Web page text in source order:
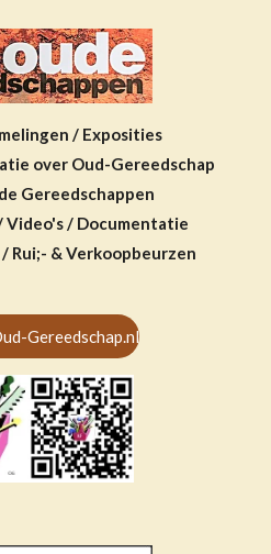
/ Exposities
over Oud-Gereedschap
Gereedschappen
/ Documentatie
Rui;- & Verkoopbeurzen
Gereedschap.nl